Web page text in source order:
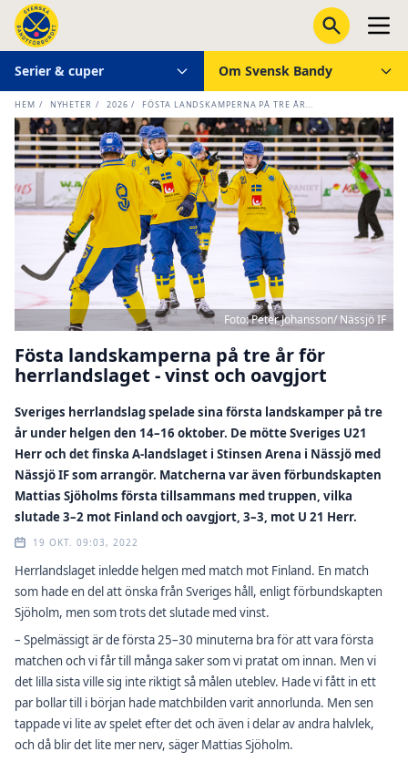
Serier & cuper Om Svensk Bandy
HEM / NYHETER / 2026 / FÖSTA LANDSKAMPERNA PÅ TRE ÅR...
Foto: Peter Johansson/ Nässjö IF
Fösta landskamperna på tre år för
herrlandslaget - vinst och oavgjort
Sveriges herrlandslag spelade sina första landskamper på tre
år under helgen den 14–16 oktober. De mötte Sveriges U21
Herr och det finska A-landslaget i Stinsen Arena i Nässjö med
Nässjö IF som arrangör. Matcherna var även förbundskapten
Mattias Sjöholms första tillsammans med truppen, vilka
slutade 3–2 mot Finland och oavgjort, 3–3, mot U 21 Herr.
19 OKT. 09:03, 2022
Herrlandslaget inledde helgen med match mot Finland. En match
som hade en del att önska från Sveriges håll, enligt förbundskapten
Sjöholm, men som trots det slutade med vinst.
– Spelmässigt är de första 25–30 minuterna bra för att vara första
matchen och vi får till många saker som vi pratat om innan. Men vi
det lilla sista ville sig inte riktigt så målen uteblev. Hade vi fått in ett
par bollar till i början hade matchbilden varit annorlunda. Men sen
tappade vi lite av spelet efter det och även i delar av andra halvlek,
och då blir det lite mer nerv, säger Mattias Sjöholm.